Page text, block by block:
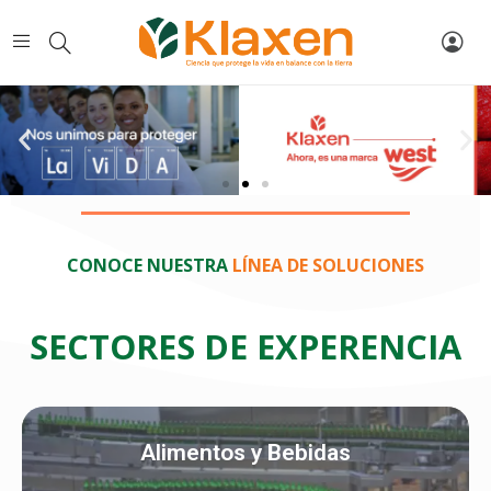
CONOCE NUESTRA LÍNEA DE SOLUCIONES
SECTORES DE EXPERENCIA
Alimentos y Bebidas
Ver más